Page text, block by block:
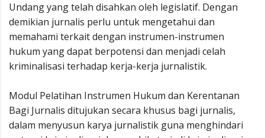
Undang yang telah disahkan oleh legislatif. Dengan
demikian jurnalis perlu untuk mengetahui dan
memahami terkait dengan instrumen-instrumen
hukum yang dapat berpotensi dan menjadi celah
kriminalisasi terhadap kerja-kerja jurnalistik.
Modul Pelatihan Instrumen Hukum dan Kerentanan
Bagi Jurnalis ditujukan secara khusus bagi jurnalis,
dalam menyusun karya jurnalistik guna menghindari